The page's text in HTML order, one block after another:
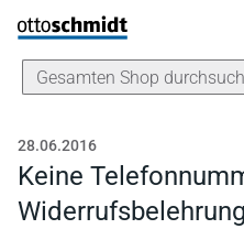
Direkt zum Inhalt
28.06.2016
Keine